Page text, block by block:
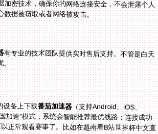
加密技术，确保你的网络连接安全，不会泄露个人
数据被窃取或者网络被攻击。
有专业的技术团队提供实时售后支持。不管是白天
。
设备上下载番茄加速器（支持Android、iOS、
Windows、mac）；然后打开加速器，注册并登录账号；接着选择“回国加速”模式，系统会智能推荐最优线路；连接成功
后，打开你想使用的直播平台（比如央视频、B站、腾讯体育），就可以正常观看赛事了。比如在越南看B站世界杯中文直